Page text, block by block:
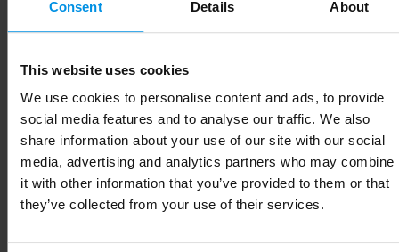
Consent Details About
This website uses cookies
We use cookies to personalise content and ads, to provide
social media features and to analyse our traffic. We also
share information about your use of our site with our social
media, advertising and analytics partners who may combine
it with other information that you’ve provided to them or that
they’ve collected from your use of their services.
Soort Standaard uitvoering
Breedte 66 cm
Lengte 68 cm